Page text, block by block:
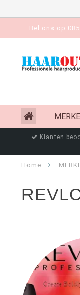
Bel ons op
Klanten
Home